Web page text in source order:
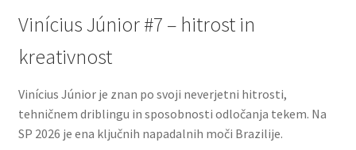
Vinícius Júnior #7 – hitrost in
kreativnost
Vinícius Júnior je znan po svoji neverjetni hitrosti,
tehničnem driblingu in sposobnosti odločanja tekem. Na
SP 2026 je ena ključnih napadalnih moči Brazilije.